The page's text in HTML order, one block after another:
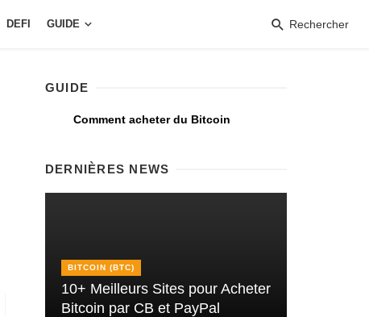
DEFI GUIDE Rechercher
GUIDE
Comment acheter du Bitcoin
DERNIÈRES NEWS
BITCOIN (BTC)
10+ Meilleurs Sites pour Acheter
Bitcoin par CB et PayPal